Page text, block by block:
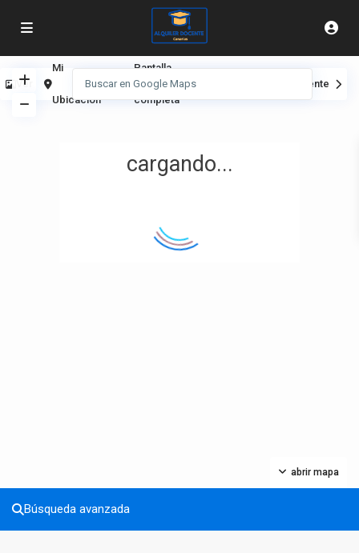
cargando...
abrir mapa
Ver
Mi
Ubicación
Pantalla
completa
Siguiente
Búsqueda avanzada